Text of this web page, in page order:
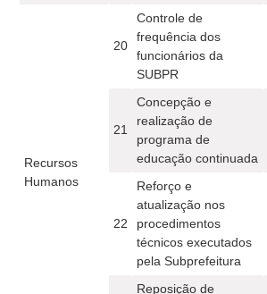
Recursos
Humanos
20
Controle de
frequência dos
funcionários da
SUBPR
21
Concepção e
realização de
programa de
educação continuada
22
Reforço e
atualização nos
procedimentos
técnicos executados
pela Subprefeitura
Reposição de